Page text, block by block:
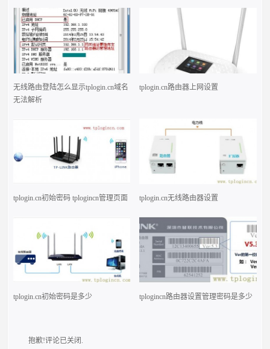
无线路由登陆怎么显示tplogin.cn域名
无法解析
tplogin.cn路由器上网设置
tplogin.cn初始密码 tplogincn管理页面 tplogin.cn无线路由器设置
tplogin.cn初始密码是多少 tplogincn路由器设置管理密码是多少
抱歉!评论已关闭.